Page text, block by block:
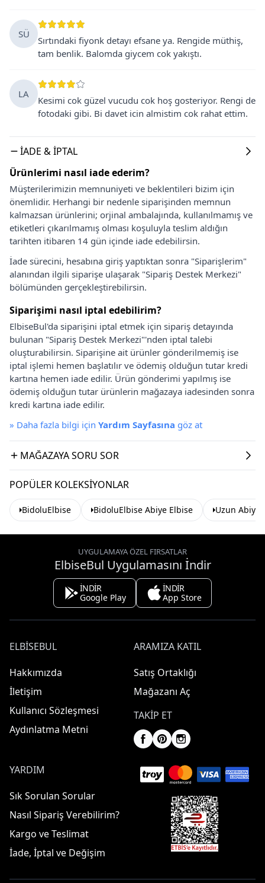
SÜ
Sırtındaki fiyonk detayı efsane ya. Rengide müthiş,
tam benlik. Balomda giycem cok yakıştı.
LA
Kesimi cok güzel vucudu cok hoş gosteriyor. Rengi de
fotodaki gibi. Bi davet icin almistim cok rahat ettim.
İADE & İPTAL
Ürünlerimi nasıl iade ederim?
Müşterilerimizin memnuniyeti ve beklentileri bizim için
önemlidir. Herhangi bir nedenle siparişinden memnun
kalmazsan ürünlerini; orjinal ambalajında, kullanılmamış ve
etiketleri çıkarılmamış olması koşuluyla teslim aldığın
tarihten itibaren 14 gün içinde iade edebilirsin.
İade sürecini, hesabına giriş yaptıktan sonra "Siparişlerim"
alanından ilgili siparişe ulaşarak "Sipariş Destek Merkezi"
bölümünden gerçekleştirebilirsin.
Siparişimi nasıl iptal edebilirim?
ElbiseBul'da siparişini iptal etmek için sipariş detayında
bulunan "Sipariş Destek Merkezi"'nden iptal talebi
oluşturabilirsin. Siparişine ait ürünler gönderilmemiş ise
iptal işlemi hemen başlatılır ve ödemiş olduğun tutar kredi
kartına hemen iade edilir. Ürün gönderimi yapılmış ise
ödemiş olduğun tutar ürünlerin mağazaya iadesinden sonra
kredi kartına iade edilir.
» Daha fazla bilgi için Yardım Sayfasına göz at
MAĞAZAYA SORU SOR
POPÜLER KOLEKSIYONLAR
BidoluElbise BidoluElbise Abiye Elbise Uzun Abiye
UYGULAMAYA ÖZEL FIRSATLAR
ElbiseBul Uygulamasını İndir
İNDİR
Google Play
İNDİR
App Store
ELBISEBUL
Hakkımızda
İletişim
Kullanıcı Sözleşmesi
Aydınlatma Metni
ARAMIZA KATIL
Satış Ortaklığı
Mağazanı Aç
TAKIP ET
YARDIM
Sık Sorulan Sorular
Nasıl Sipariş Verebilirim?
Kargo ve Teslimat
İade, İptal ve Değişim